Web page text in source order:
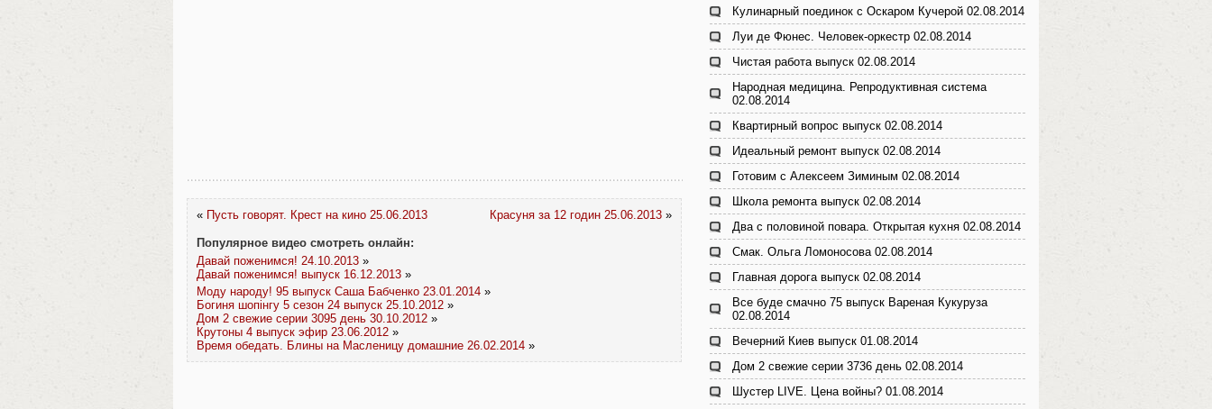
« Пусть говорят. Крест на кино 25.06.2013 Красуня за 12 годин 25.06.2013 »
Популярное видео смотреть онлайн:
Давай поженимся! 24.10.2013 »
Давай поженимся! выпуск 16.12.2013 »
Моду народу! 95 выпуск Саша Бабченко 23.01.2014 »
Богиня шопінгу 5 сезон 24 выпуск 25.10.2012 »
Дом 2 свежие серии 3095 день 30.10.2012 »
Крутоны 4 выпуск эфир 23.06.2012 »
Время обедать. Блины на Масленицу домашние 26.02.2014 »
Кулинарный поединок с Оскаром Кучерой 02.08.2014
Луи де Фюнес. Человек-оркестр 02.08.2014
Чистая работа выпуск 02.08.2014
Народная медицина. Репродуктивная система
02.08.2014
Квартирный вопрос выпуск 02.08.2014
Идеальный ремонт выпуск 02.08.2014
Готовим с Алексеем Зиминым 02.08.2014
Школа ремонта выпуск 02.08.2014
Два с половиной повара. Открытая кухня 02.08.2014
Смак. Ольга Ломоносова 02.08.2014
Главная дорога выпуск 02.08.2014
Все буде смачно 75 выпуск Вареная Кукуруза
02.08.2014
Вечерний Киев выпуск 01.08.2014
Дом 2 свежие серии 3736 день 02.08.2014
Шустер LIVE. Цена войны? 01.08.2014